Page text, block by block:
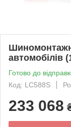
автомобілів
Готово до
Код: LC588S
233 068